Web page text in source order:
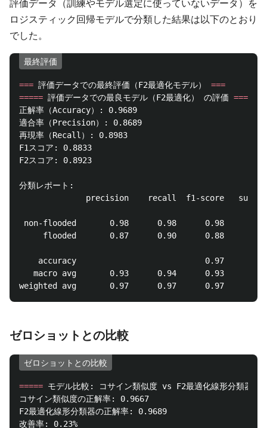
評価データ（訓練やモデル選定に使っていないデータ）を
ロジスティック回帰モデルで分類した結果は以下のとおり
でした。
最終評価
=== 評価データでの最終評価（F2最適化モデル） ===
===== 評価データでの最良モデル（F2最適化） の評価 =====
正解率（Accuracy）: 0.9689
適合率（Precision）: 0.8689
再現率（Recall）: 0.8983
F1スコア: 0.8833
F2スコア: 0.8923
分類レポート:
precision    recall  f1-score
non-flooded       0.98      0.98      0.98
flooded       0.87      0.90      0.88
accuracy                           0.97
macro avg       0.93      0.94      0.93
ゼロショットとの比較
ゼロショットとの比較
===== モデル比較: コサイン類似度 vs F2最適化線形分類器
コサイン類似度の正解率: 0.9667
F2最適化線形分類器の正解率: 0.9689
改善率: 0.23%